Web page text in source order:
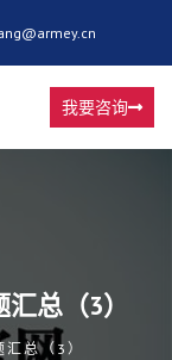
我要咨询
总（3）
总（3）